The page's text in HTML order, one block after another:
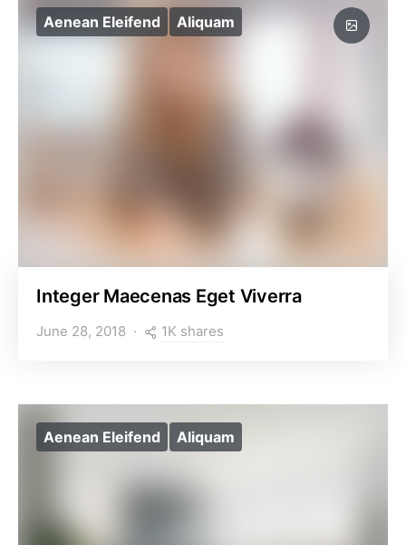
Aenean Eleifend Aliquam
Integer Maecenas Eget Viverra
June 28, 2018 1K shares
Aenean Eleifend Aliquam